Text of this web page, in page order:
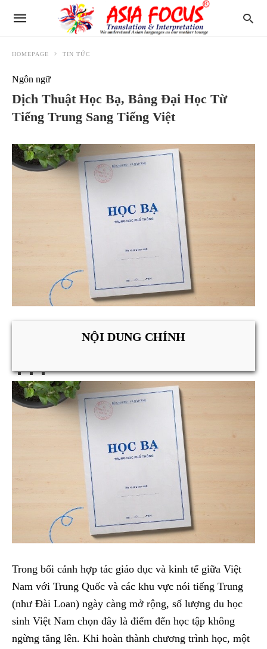
HOMEPAGE TIN TỨC
Ngôn ngữ
Dịch Thuật Học Bạ, Bằng Đại Học Từ
Tiếng Trung Sang Tiếng Việt
NỘI DUNG CHÍNH
Trong bối cảnh hợp tác giáo dục và kinh tế giữa Việt
Nam với Trung Quốc và các khu vực nói tiếng Trung
(như Đài Loan) ngày càng mở rộng, số lượng du học
sinh Việt Nam chọn đây là điểm đến học tập không
ngừng tăng lên. Khi hoàn thành chương trình học, một